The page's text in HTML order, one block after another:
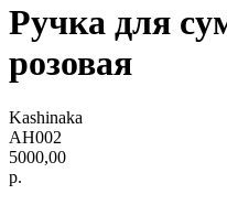
Ручка для
розовая
Kashinaka
AH002
5000,00
р.